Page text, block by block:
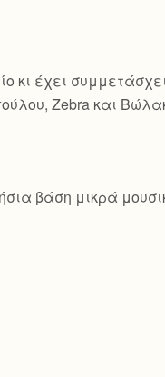
κι έχει
Zebra και
βάση μικρά